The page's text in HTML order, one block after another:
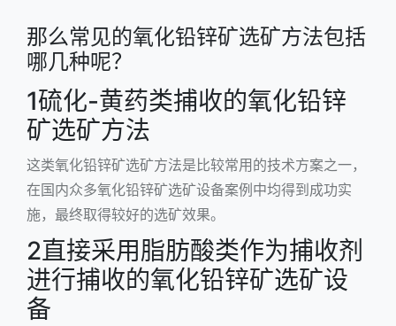
那么常见的氧化铅锌矿选矿方法包括
哪几种呢？
1硫化-黄药类捕收的氧化铅锌
矿选矿方法
这类氧化铅锌矿选矿方法是比较常用的技术方案之一，
在国内众多氧化铅锌矿选矿设备案例中均得到成功实
施，最终取得较好的选矿效果。
2直接采用脂肪酸类作为捕收剂
进行捕收的氧化铅锌矿选矿设
备